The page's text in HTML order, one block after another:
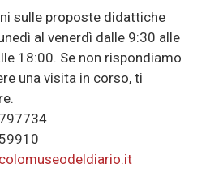
sulle proposte didattiche
al venerdì dalle 9:30 alle
18:00. Se non rispondiamo
una visita in corso, ti